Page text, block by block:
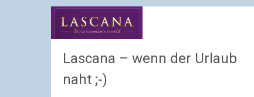
Lascana – wenn der Urlaub
naht ;-)